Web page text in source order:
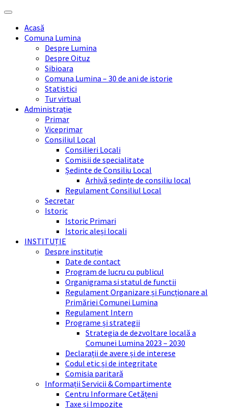
Skip
content
Skip
sidebar
Skip
right
sidebar
Skip
footerAcasă
Comuna Lumina
Despre Lumina
Despre Oituz
Sibioara
Comuna Lumina – 30 de ani de istorie
Statistici
Tur virtual
Administrație
Primar
Viceprimar
Consiliul Local
Consilieri Locali
Comisii de specialitate
Ședinte de Consiliu Local
Arhivă ședințe de consiliu local
Regulament Consiliul Local
Secretar
Istoric
Istoric Primari
Istoric aleși locali
INSTITUȚIE
Despre instituție
Date de contact
Program de lucru cu publicul
Organigrama si statul de functii
Regulament Organizare și Funcționare al
Primăriei Comunei Lumina
Regulament Intern
Programe și strategii
Strategia de dezvoltare locală a
Comunei Lumina 2023 – 2030
Declarații de avere și de interese
Codul etic și de integritate
Comisia paritară
Informații Servicii & Compartimente
Centru Informare Cetățeni
Taxe și Impozite